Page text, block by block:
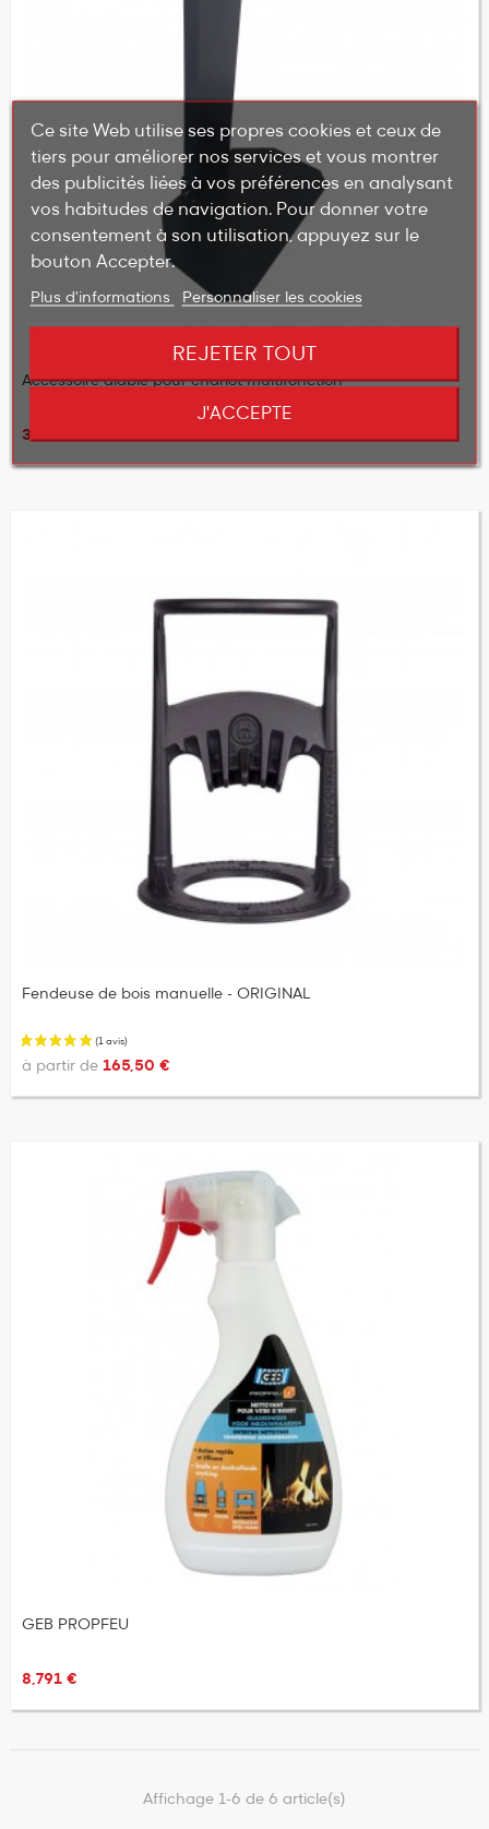
Accessoire diable pour chariot multifonction
39,70 €
Fendeuse de bois manuelle - ORIGINAL
à partir de 165,50 €
GEB PROPFEU
8,791 €
Affichage 1-6 de 6 article(s)
Ce site Web utilise ses propres cookies et ceux de
tiers pour améliorer nos services et vous montrer
des publicités liées à vos préférences en analysant
vos habitudes de navigation. Pour donner votre
consentement à son utilisation, appuyez sur le
bouton Accepter.
Plus d'informations Personnaliser les cookies
REJETER TOUT
J'ACCEPTE